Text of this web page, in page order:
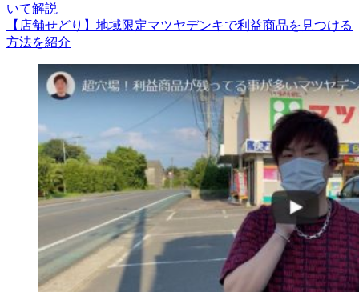
いて解説
【店舗せどり】地域限定マツヤデンキで利益商品を見つける
方法を紹介